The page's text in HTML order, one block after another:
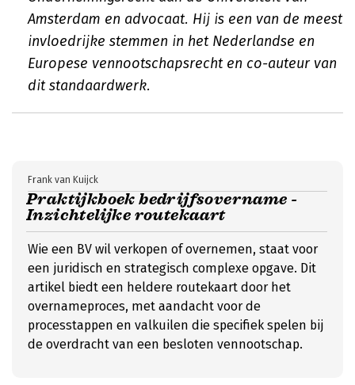
Amsterdam en advocaat. Hij is een van de meest
invloedrijke stemmen in het Nederlandse en
Europese vennootschapsrecht en co-auteur van
dit standaardwerk.
Praktijkboek bedrijfsovername -
Inzichtelijke routekaart
Frank van Kuijck
Wie een BV wil verkopen of overnemen, staat voor
een juridisch en strategisch complexe opgave. Dit
artikel biedt een heldere routekaart door het
overnameproces, met aandacht voor de
processtappen en valkuilen die specifiek spelen bij
de overdracht van een besloten vennootschap.